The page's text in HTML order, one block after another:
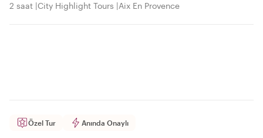
2 saat City Highlight Tours Aix En Provence
Özel Tur Anında Onaylı